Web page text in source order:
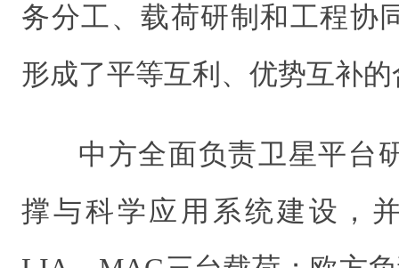
务分工、载荷研制和工程协
形成了平等互利、优势互补
中方全面负责卫星平台
撑与科学应用系统建设，